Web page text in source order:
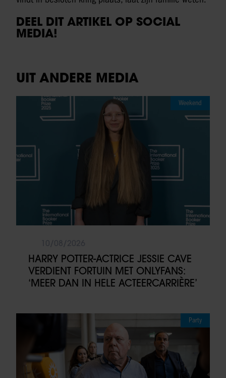
DEEL DIT ARTIKEL OP SOCIAL
MEDIA!
UIT ANDERE MEDIA
Weekend
HARRY POTTER-ACTRICE JESSIE CAVE
VERDIENT FORTUIN MET ONLYFANS:
‘MEER DAN IN HELE ACTEERCARRIÈRE’
Party